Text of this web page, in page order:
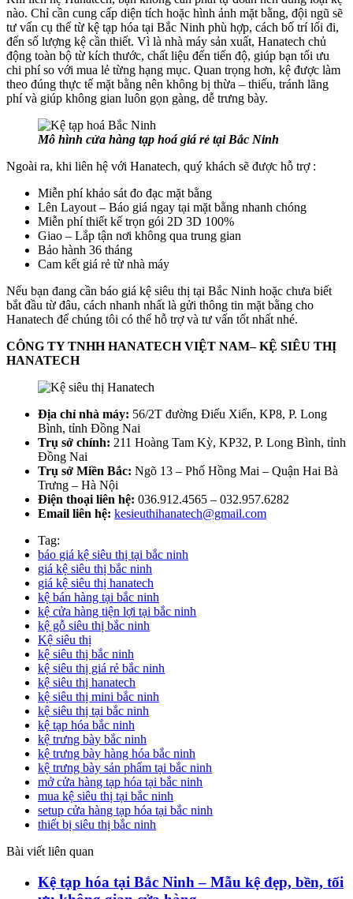
nào. Chỉ cần cung cấp diện tích hoặc hình ảnh mặt bằng, đội ngũ sẽ
tư vấn cụ thể từ kệ tạp hóa tại Bắc Ninh phù hợp, cách bố trí lối đi,
đến số lượng kệ cần thiết. Vì là nhà máy sản xuất, Hanatech chủ
động toàn bộ từ kích thước, chất liệu đến tiến độ, giúp bạn tối ưu
chi phí so với mua lẻ từng hạng mục. Quan trọng hơn, kệ được làm
theo đúng thực tế mặt bằng nên không bị thừa – thiếu, tránh lãng
phí và giúp không gian luôn gọn gàng, dễ trưng bày.
Mô hình cửa hàng tạp hoá giá rẻ tại Bắc Ninh
Ngoài ra, khi liên hệ với Hanatech, quý khách sẽ được hỗ trợ :
Miễn phí khảo sát đo đạc mặt bằng
Lên Layout – Báo giá ngay tại mặt bằng nhanh chóng
Miễn phí thiết kế trọn gói 2D 3D 100%
Giao – Lắp tận nơi không qua trung gian
Bảo hành 36 tháng
Cam kết giá rẻ từ nhà máy
Nếu bạn đang cần báo giá kệ siêu thị tại Bắc Ninh hoặc chưa biết
bắt đầu từ đâu, cách nhanh nhất là gửi thông tin mặt bằng cho
Hanatech để chúng tôi có thể hỗ trợ và tư vấn tốt nhất nhé.
CÔNG TY TNHH HANATECH VIỆT NAM– KỆ SIÊU THỊ
HANATECH
Địa chỉ nhà máy: 56/2T đường Điểu Xiển, KP8, P. Long
Bình, tỉnh Đồng Nai
Trụ sở chính: 211 Hoàng Tam Kỳ, KP32, P. Long Bình, tỉnh
Đồng Nai
Trụ sở Miền Bắc: Ngõ 13 – Phố Hồng Mai – Quận Hai Bà
Trưng – Hà Nội
Điện thoại liên hệ: 036.912.4565 – 032.957.6282
Email liên hệ: kesieuthihanatech@gmail.com
Tag:
báo giá kệ siêu thị tại bắc ninh
giá kệ siêu thị bắc ninh
giá kệ siêu thị hanatech
kệ bán hàng tại bắc ninh
kệ cửa hàng tiện lợi tại bắc ninh
kệ gỗ siêu thị bắc ninh
Kệ siêu thị
kệ siêu thị bắc ninh
kệ siêu thị giá rẻ bắc ninh
kệ siêu thị hanatech
kệ siêu thị mini bắc ninh
kệ siêu thị tại bắc ninh
kệ tạp hóa bắc ninh
kệ trưng bày bắc ninh
kệ trưng bày hàng hóa bắc ninh
kệ trưng bày sản phẩm tại bắc ninh
mở cửa hàng tạp hóa tại bắc ninh
mua kệ siêu thị tại bắc ninh
setup cửa hàng tạp hóa tại bắc ninh
thiết bị siêu thị bắc ninh
Bài viết liên quan
Kệ tạp hóa tại Bắc Ninh – Mẫu kệ đẹp, bền, tối